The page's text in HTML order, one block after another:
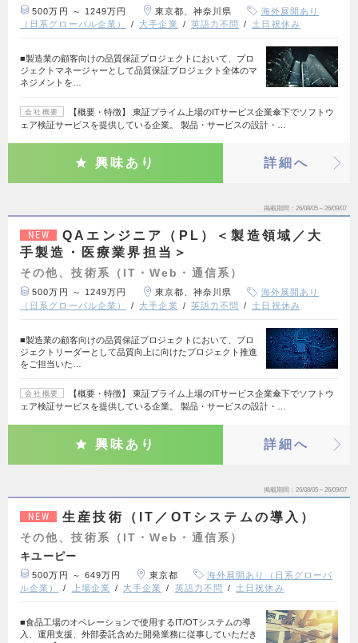
500万円 ～ 1249万円 東京都、神奈川県
海外展開あり
（日系グローバル企業）
大手企業 英語力不問 土日祝休み
■製造業の顧客向けの品質保証プロジェクトにおいて、プロ
ジェクトマネージャーとして品質保証プロジェクト全体のマ
ネジメントを…
会社概要
【概要・特徴】 東証プライム上場のITサービス企業傘下でソフトウ
ェア検証サービスを提供している企業。 製品・サービスの設計・…
興味あり 詳細へ
掲載期間 26/08/05～26/09/07
NEW
QAエンジニア（PL）＜製造領域／大
手製造・医療業界担当＞
その他、技術系（IT・Web・通信系）
500万円 ～ 1249万円 東京都、神奈川県
海外展開あり
（日系グローバル企業）
大手企業 英語力不問 土日祝休み
■製造業の顧客向けの品質保証プロジェクトにおいて、プロ
ジェクトリーダーとして品質向上に向けたプロジェクト推進
をご担当いた…
会社概要
【概要・特徴】 東証プライム上場のITサービス企業傘下でソフトウ
ェア検証サービスを提供している企業。 製品・サービスの設計・…
興味あり 詳細へ
掲載期間 26/08/05～26/09/07
NEW 生産技術（IT／OTシステムの導入）
その他、技術系（IT・Web・通信系）
キユーピー
500万円 ～ 649万円 東京都
海外展開あり（日系グローバ
ル企業）
上場企業 大手企業 英語力不問 土日祝休み
■食品工場のオペレーションで使用するIT/OTシステムの導
入、運用支援、外部委託含めた開発業務に従事していただき